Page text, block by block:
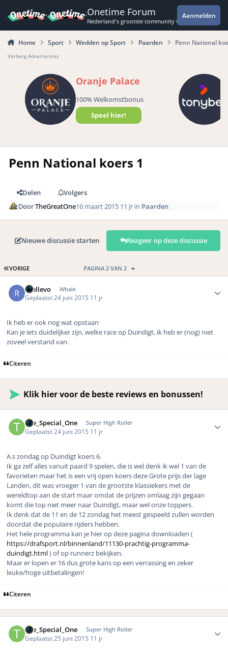
Onetime Forum
Nederland's grootste community voor de
Aanmelden
Home Sport Wedden op Sport Paarden Penn National
Verberg Advertenties
Oranje Palace
100% Welkomstbonus
Speel hier!
Penn National koers 1
Delen
Volgers
DoorTheGreatOne16 maart 2015 11 jr in Paarden
Nieuwe discussie starten Reageer op deze discussie
EERSTE PAGINA
VORIGE PAGINA 2 VAN 2
rhellevo Whale
Geplaatst 24 juni 2015 11 jr
Ik heb er ook nog wat opstaan
Kan je iets duidelijker zijn, welke race op Duindigt, ik heb er (nog) niet
zoveel verstand van.
Citeren
Klik hier voor de beste reviews en bonussen!
The_Special_One Super High Roller
Geplaatst 24 juni 2015 11 jr
A.s zondag op Duindigt koers 6.
Ik ga zelf alles vanuit paard 9 spelen, die is wel denk ik wel 1 van de
favorieten maar het is een vrij open koers deze Grote prijs der lage
Landen, dit was vroeger 1 van de grootste klassiekers met de
wereldtop aan de start maar omdat de prijzen omlaag zijn gegaan
komt die top niet meer naar Duindigt, maar wel onze toppers.
Ik denk dat de 11 en de 12 zondag het meest gespeeld zullen worden
doordat die populaire rijders hebben.
Het hele programma kan je hier op deze pagina downloaden (
https://drafsport.nl/binnenland/11130-prachtig-programma-
duindigt.html) of op runnerz bekijken.
Maar er lopen er 16 dus grote kans op een verrassing en zeker
leuke/hoge uitbetalingen!
Citeren
The_Special_One Super High Roller
Geplaatst 25 juni 2015 11 jr